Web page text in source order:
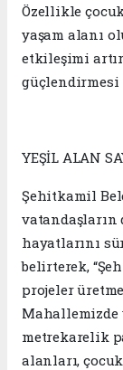
Özellikle
yaşam alanı
etkileşimi
güçlendirmesi
YEŞİL ALAN
Şehitkamil
vatandaşların
hayatlarını
belirterek,
projeler
Mahallemizde
metrekarelik
alanları,